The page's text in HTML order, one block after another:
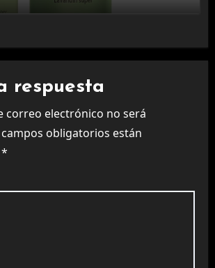
respuesta
correo electrónico no será
campos obligatorios están
*